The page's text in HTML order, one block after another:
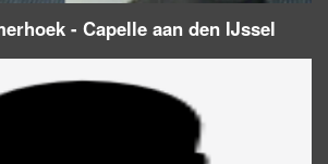
- Capelle aan den IJssel